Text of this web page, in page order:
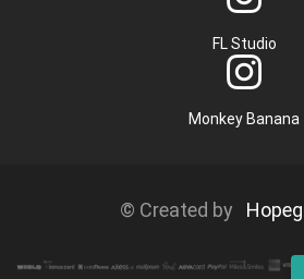
FL Studio
Monkey Banana
© Created by